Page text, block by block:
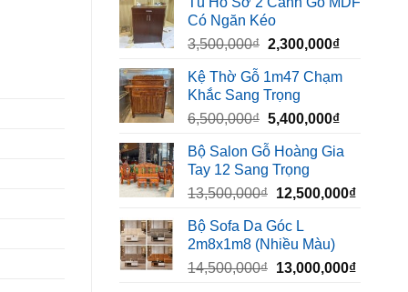
là:
450,000₫.
tại
320,000₫.
Có Ngăn Kéo
3,500,000₫ Giá
là:
3,500,000₫.
2,300,000₫Giá
tại
Kệ Thờ Gỗ 1m47 Chạm
Khắc Sang Trọng
6,500,000₫ Giá
là:
6,500,000₫.
5,400,000₫Giá
tại
Bộ Salon Gỗ Hoàng Gia
Tay 12 Sang Trọng
13,500,000₫ Giá
là:
13,500,000₫.
12,500,000₫Giá
Bộ Sofa Da Góc L
2m8x1m8 (Nhiều Màu)
14,500,000₫ Giá
13,000,000₫Giá